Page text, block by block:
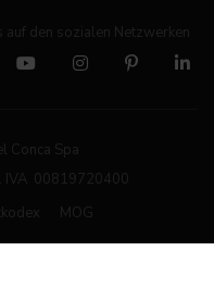
auf den sozialen Netzwerken
Conca Spa
IVA 00819720400
MOG